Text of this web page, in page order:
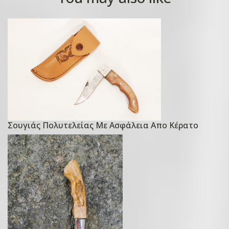
P
o
s
t
e
d
o
n
Σουγιάς Πολυτελείας Με Ασφάλεια Απο Κέρατο